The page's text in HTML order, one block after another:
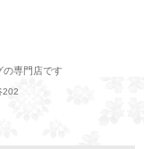
の専門店です
202